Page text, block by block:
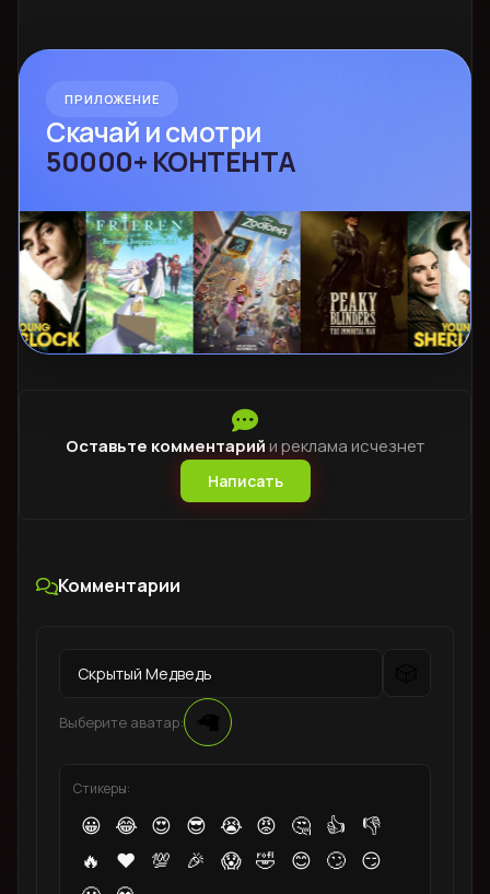
ПРИЛОЖЕНИЕ
Скачай и смотри
50000+ КОНТЕНТА
Оставьте комментарийи реклама исчезнет
Написать
Комментарии
Выберите аватар:
Стикеры:
😀 😂 😍 😎 😭 😡 🤔 👍
👎
🔥
❤️ 💯 🎉 😱 🤣 😊 🙄
😏